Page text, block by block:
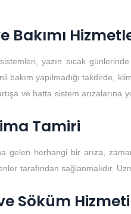
Bakımı
yazın sıcak
bakım yapılmadığı takdirde,
ve hatta sistem
Tamiri
gelen herhangi bir arıza,
tarafından sağlanmalıdır.
Söküm Hizmeti